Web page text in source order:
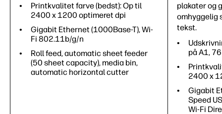
Printkvalitet farve (bedst): Op til
2400 x 1200 optimeret dpi
Gigabit Ethernet (1000Base-T), Wi-
Fi 802.11b/g/n
Roll feed, automatic sheet feeder
(50 sheet capacity), media bin,
automatic horizontal cutter
plakater og
omhyggelig
tekst.
på A1,
2400 x
Gigabit
Speed
Wi-Fi